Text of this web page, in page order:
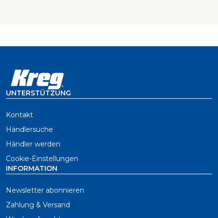
UNTERSTÜTZUNG
Kontakt
Händlersuche
Händler werden
Cookie-Einstellungen
INFORMATION
Newsletter abonnieren
Zahlung & Versand